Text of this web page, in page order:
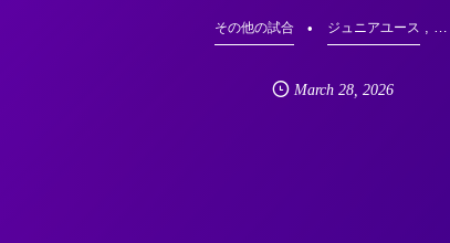
その他の試合 ジュニアユース
March 28, 2026